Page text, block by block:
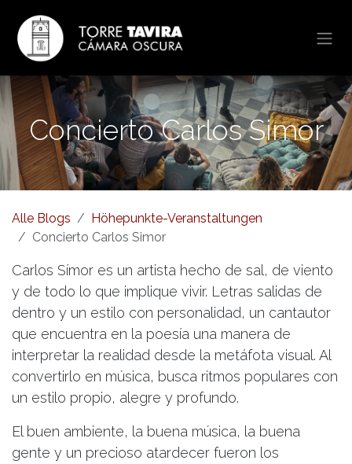
Concierto Carlos Simor
Alle Blogs
Höhepunkte-Veranstaltungen
Concierto Carlos Simor
Carlos Símor es un artista hecho de sal, de viento
y de todo lo que implique vivir. Letras salidas de
dentro y un estilo con personalidad, un cantautor
que encuentra en la poesía una manera de
interpretar la realidad desde la metáfota visual. Al
convertirlo en música, busca ritmos populares con
un estilo propio, alegre y profundo.
El buen ambiente, la buena música, la buena
gente y un precioso atardecer fueron los